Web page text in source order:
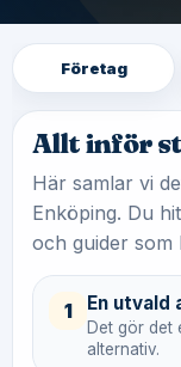
Företag
Allt inför
Här samlar vi
Enköping. Du
och guider som
1 En
Det gör det
alternativ.